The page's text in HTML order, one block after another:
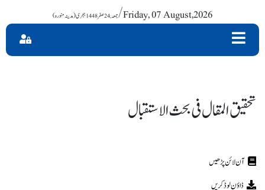
جمعہ , 24 صفر 1448 ہجری (مدینہ منورہ)/ Friday, 07 August,2026
تحقیق المقال فی بحث الاستقبال
ڈاؤن لوڈ کریں